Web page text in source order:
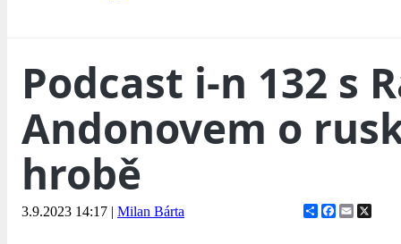
Podcast i-n 132 s
Andonovem o
hrobě
3.9.2023 14:17 | Milan Bárta ShareFacebook
Email